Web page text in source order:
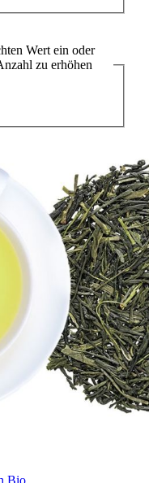
Wert ein oder
zu erhöhen
Bio